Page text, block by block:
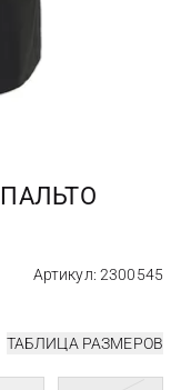
ПАЛЬТО
Артикул: 2300545
ТАБЛИЦА РАЗМЕРОВ